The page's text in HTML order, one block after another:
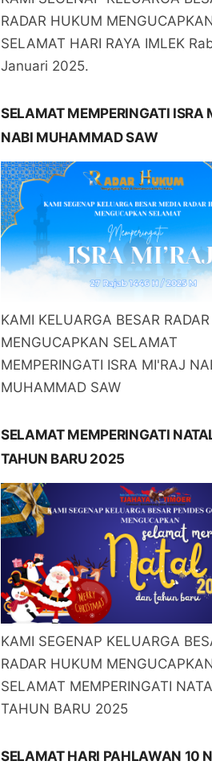
RADAR HUKUM
SELAMAT HARI RAYA IMLEK
Januari 2025.
SELAMAT MEMPERINGATI ISRA
NABI MUHAMMAD SAW
KAMI KELUARGA BESAR
MENGUCAPKAN SELAMAT
MEMPERINGATI ISRA MI'RAJ
MUHAMMAD SAW
SELAMAT MEMPERINGATI
TAHUN BARU 2025
KAMI SEGENAP KELUARGA
RADAR HUKUM
SELAMAT MEMPERINGATI
TAHUN BARU 2025
SELAMAT HARI PAHLAWAN 10